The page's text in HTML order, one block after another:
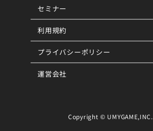
セミナー
利用規約
プライバシーポリシー
運営会社
Copyright © UMYGAME,INC.